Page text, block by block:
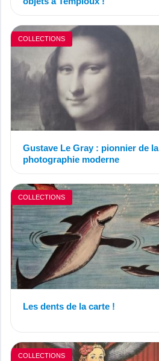
COLLECTIONS
Gustave Le Gray : pionnier de la
photographie moderne
COLLECTIONS
Les dents de la carte !
COLLECTIONS